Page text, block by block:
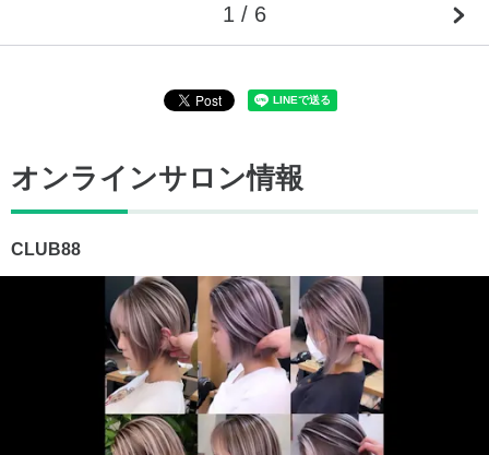
1 / 6
オンラインサロン情報
CLUB88